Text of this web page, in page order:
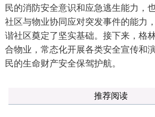
民的消防安全意识和应急逃生能力，
社区与物业协同应对突发事件的能力
谐社区奠定了坚实基础。接下来，格
合物业，常态化开展各类安全宣传和
民的生命财产安全保驾护航。
推荐阅读